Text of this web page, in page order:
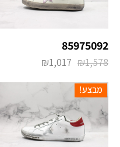
85975092
₪1,578
₪1,017
מבצע!